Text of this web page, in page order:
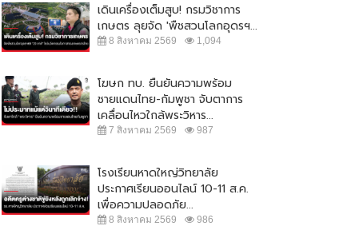
เดินเครื่องเต็มสูบ! กรมวิชาการ
เกษตร ลุยจัด 'พืชสวนโลกอุดรฯ...
8 สิงหาคม 2569 1,094
โฆษก ทบ. ยืนยันความพร้อม
ชายแดนไทย-กัมพูชา จับตาการ
เคลื่อนไหวใกล้พระวิหาร...
7 สิงหาคม 2569 987
โรงเรียนหาดใหญ่วิทยาลัย
ประกาศเรียนออนไลน์ 10-11 ส.ค.
เพื่อความปลอดภัย...
8 สิงหาคม 2569 986